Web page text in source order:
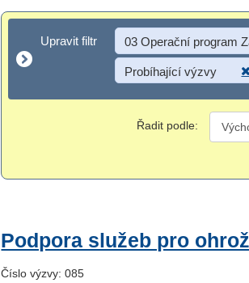
Upravit filtr
Upravit filtr 03 Operační program
Probíhající výzvy
Řadit podle:
Podpora služeb pro
Číslo výzvy: 085